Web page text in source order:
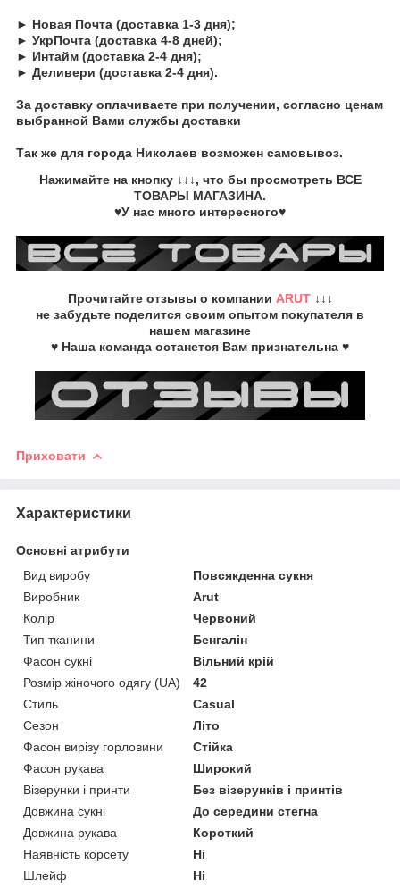
► Новая Почта (доставка 1-3 дня);
► УкрПочта (доставка 4-8 дней);
► Интайм (доставка 2-4 дня);
► Деливери (доставка 2-4 дня).
За доставку оплачиваете при получении, согласно ценам
выбранной Вами службы доставки
Так же для города Николаев возможен самовывоз.
Нажимайте на кнопку↓↓↓, что бы просмотреть ВСЕ
ТОВАРЫ МАГАЗИНА.
♥У нас много интересного♥
Прочитайте отзывы о компании ARUT↓↓↓
не забудьте поделится своим опытом покупателя в
нашем магазине
♥ Наша команда останется Вам признательна ♥
Приховати
Характеристики
Основні атрибути
Вид виробу
Повсякденна сукня
Виробник
Arut
Колір
Червоний
Тип тканини
Бенгалін
Фасон сукні
Вільний крій
Розмір жіночого одягу (UA)
42
Стиль
Casual
Сезон
Літо
Фасон вирізу горловини
Стійка
Фасон рукава
Широкий
Візерунки і принти
Без візерунків і принтів
Довжина сукні
До середини стегна
Довжина рукава
Короткий
Наявність корсету
Ні
Шлейф
Ні